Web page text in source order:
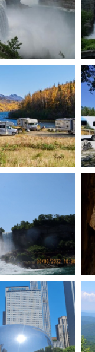
מפלי הניאגרה -
טיול קרוואן
לאס
בית האחוזה של